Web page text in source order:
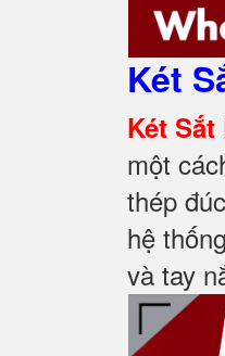
Két
Két
một
thép
hệ
và tay